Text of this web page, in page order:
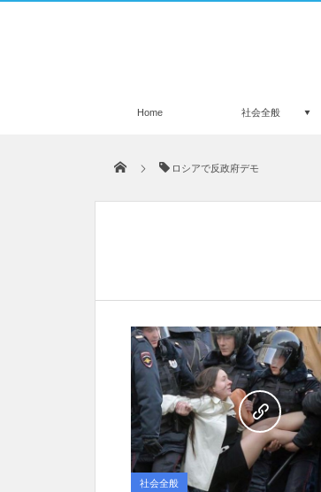
Home 社会全般
ロシアで反政府デモ
社会全般